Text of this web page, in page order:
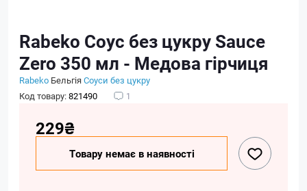
Rabeko Соус без цукру Sauce
Zero 350 мл - Медова гірчиця
Rabeko БельгіяСоуси без цукру
Код товару:821490 1
229₴
Товару немає в наявності